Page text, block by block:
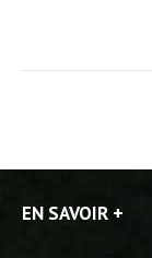
EN SAVOIR +